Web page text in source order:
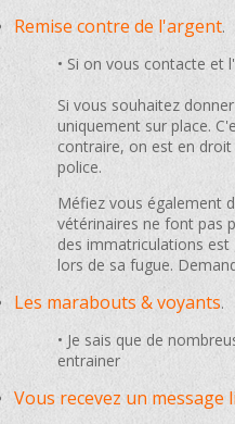
Remise contre de l'argent.
• Si on vous contacte et
Si vous souhaitez
uniquement sur place.
contraire, on est en
police.
Méfiez vous également
vétérinaires ne font pas
des immatriculations
lors de sa fugue.
Les marabouts & voyants.
• Je sais que de
entrainer
Vous recevez un